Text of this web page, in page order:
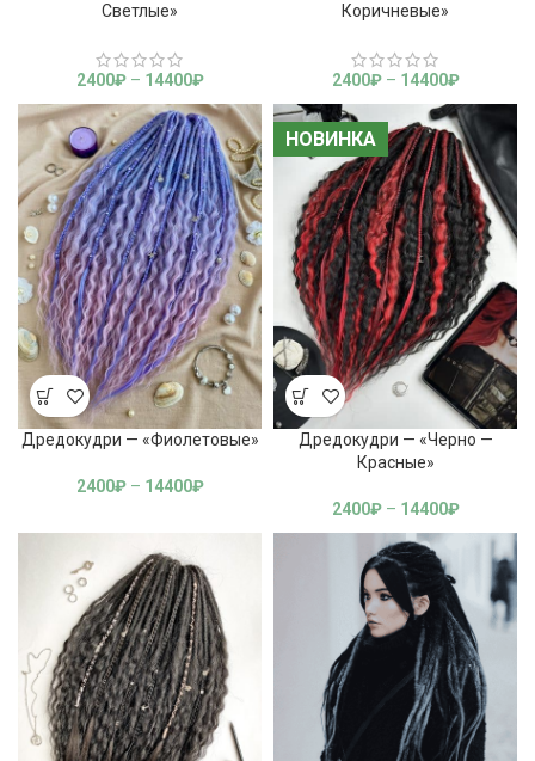
Светлые»
2400₽ – 14400₽
Коричневые»
2400₽ – 14400₽
Дредокудри — «Фиолетовые»
2400₽ – 14400₽
НОВИНКА
НОВИНКА
Дредокудри — «Черно —
Красные»
2400₽ – 14400₽